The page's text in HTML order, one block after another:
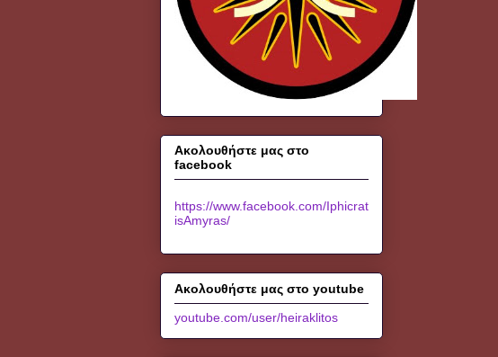
Ακολουθήστε μας στο
facebook
https://www.facebook.com/Iphicrat
isAmyras/
Ακολουθήστε μας στο youtube
youtube.com/user/heiraklitos